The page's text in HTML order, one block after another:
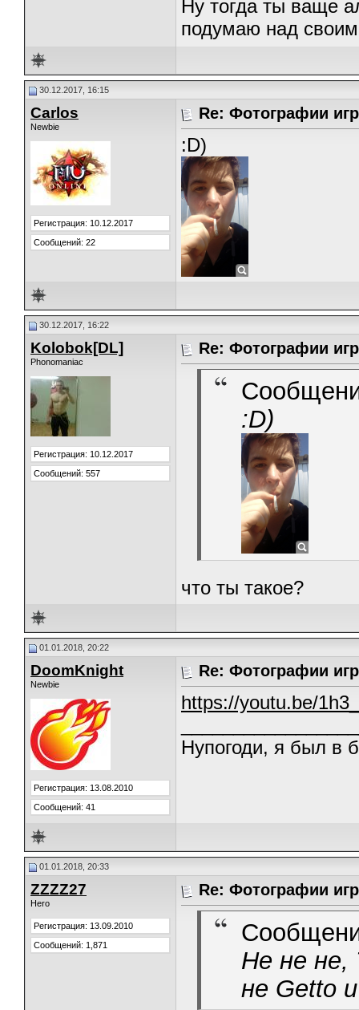
Ну тогда ты ваще
подумаю над
30.12.2017, 16:15
Carlos
Newbie
Регистрация: 10.12.2017
Сообщений: 22
Re: Фотографии
:D)
30.12.2017, 16:22
Kolobok[DL]
Phonomaniac
Регистрация: 10.12.2017
Сообщений: 557
Re: Фотографии
:D)
что ты такое?
01.01.2018, 20:22
DoomKnight
Newbie
Регистрация: 13.08.2010
Сообщений: 41
Re: Фотографии
https://youtu.be/
Нупогоди, я был в
01.01.2018, 20:33
ZZZZ27
Hero
Регистрация: 13.09.2010
Сообщений: 1,871
Re: Фотографии
Не не
не Getto